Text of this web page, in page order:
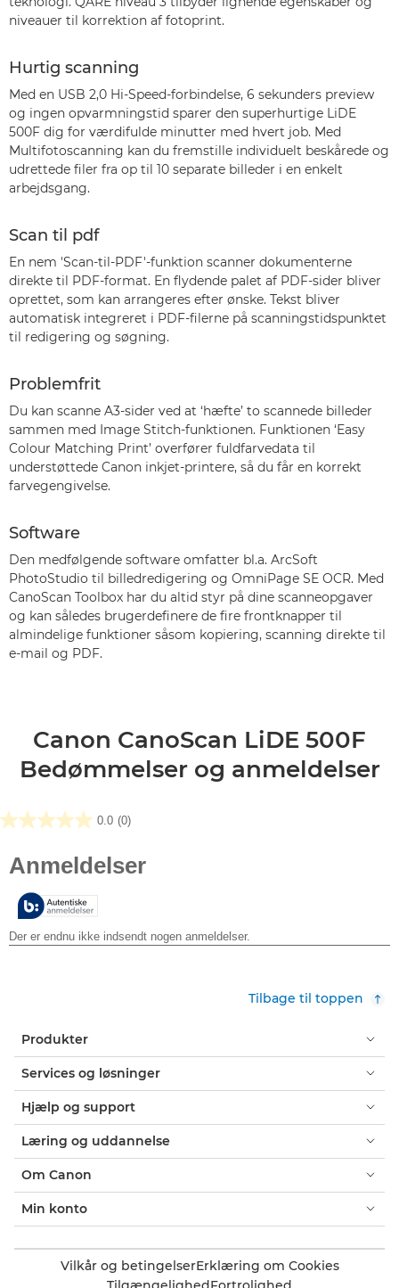
niveauer til korrektion af fotoprint.
Hurtig scanning
Med en USB 2,0 Hi-Speed-forbindelse, 6 sekunders preview
og ingen opvarmningstid sparer den superhurtige LiDE
500F dig for værdifulde minutter med hvert job. Med
Multifotoscanning kan du fremstille individuelt beskårede og
udrettede filer fra op til 10 separate billeder i en enkelt
arbejdsgang.
Scan til pdf
En nem 'Scan-til-PDF'-funktion scanner dokumenterne
direkte til PDF-format. En flydende palet af PDF-sider bliver
oprettet, som kan arrangeres efter ønske. Tekst bliver
automatisk integreret i PDF-filerne på scanningstidspunktet
til redigering og søgning.
Problemfrit
Du kan scanne A3-sider ved at ‘hæfte’ to scannede billeder
sammen med Image Stitch-funktionen. Funktionen ‘Easy
Colour Matching Print’ overfører fuldfarvedata til
understøttede Canon inkjet-printere, så du får en korrekt
farvegengivelse.
Software
Den medfølgende software omfatter bl.a. ArcSoft
PhotoStudio til billedredigering og OmniPage SE OCR. Med
CanoScan Toolbox har du altid styr på dine scanneopgaver
og kan således brugerdefinere de fire frontknapper til
almindelige funktioner såsom kopiering, scanning direkte til
e-mail og PDF.
Canon CanoScan LiDE 500F
Bedømmelser og anmeldelser
0.0 (0)
0.0
stjerner.
Tilbage til toppen
Produkter
Services og løsninger
Hjælp og support
Læring og uddannelse
Om Canon
Min konto
Vilkår og betingelserErklæring om Cookies